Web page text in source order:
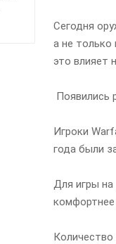
Сегодня
а не только
это влияет
Появились
Игроки
года были
Для игры на
комфортнее
Количество